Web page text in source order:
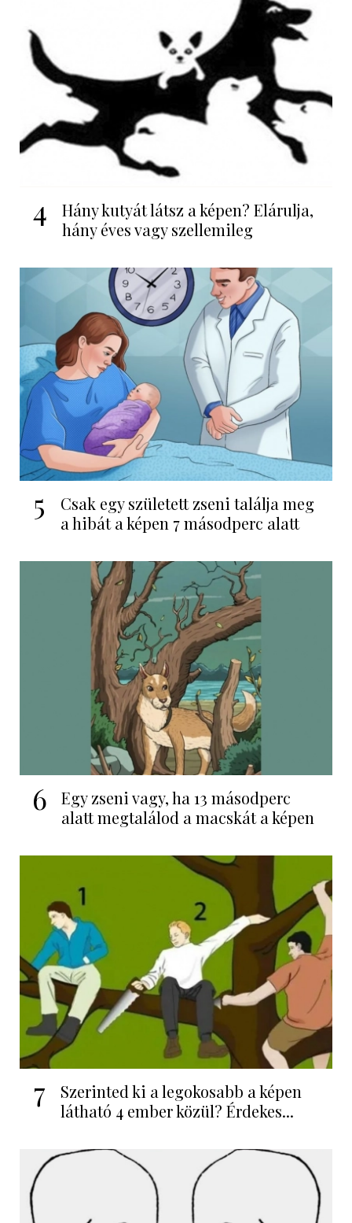
4
Hány kutyát látsz a képen? Elárulja,
hány éves vagy szellemileg
5
Csak egy született zseni találja meg
a hibát a képen 7 másodperc alatt
6
Egy zseni vagy, ha 13 másodperc
alatt megtalálod a macskát a képen
7
Szerinted ki a legokosabb a képen
látható 4 ember közül? Érdekes...